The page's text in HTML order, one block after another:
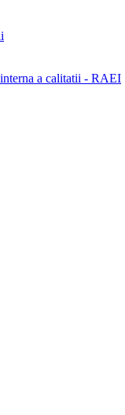
a calitatii - RAEI